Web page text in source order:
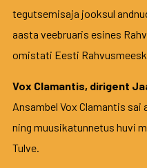
tegutsemisaja jooksul
aasta veebruaris esines
omistati Eesti
Vox Clamantis, dirigent
Ansambel Vox Clamantis sai
ning muusikatunnetus huvi
Tulve.